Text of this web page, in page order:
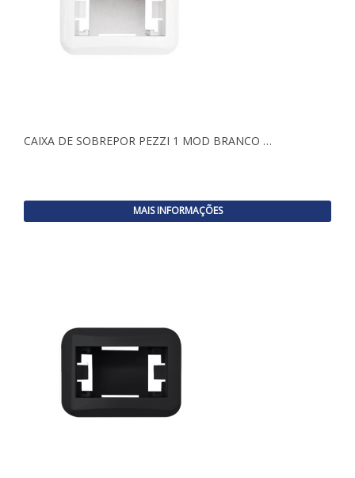
CAIXA DE SOBREPOR PEZZI 1 MOD BRANCO …
MAIS INFORMAÇÕES